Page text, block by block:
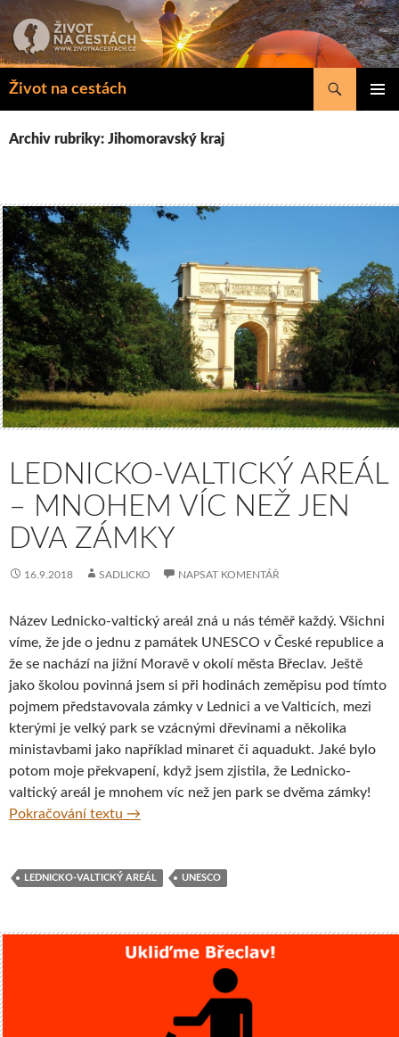
k
obsahu
Život na cestách
Hledat
Archiv rubriky: Jihomoravský kraj
LEDNICKO-VALTICKÝ AREÁL
– MNOHEM VÍC NEŽ JEN
DVA ZÁMKY
16.9.2018 SADLICKO NAPSAT KOMENTÁŘ
Název Lednicko-valtický areál zná u nás téměř každý. Všichni
víme, že jde o jednu z památek UNESCO v České republice a
že se nachází na jižní Moravě v okolí města Břeclav. Ještě
jako školou povinná jsem si při hodinách zeměpisu pod tímto
pojmem představovala zámky v Lednici a ve Valticích, mezi
kterými je velký park se vzácnými dřevinami a několika
ministavbami jako například minaret či aquadukt. Jaké bylo
potom moje překvapení, když jsem zjistila, že Lednicko-
valtický areál je mnohem víc než jen park se dvěma zámky!
Pokračování textu Lednicko-valtický areál – mnohem víc než
→
LEDNICKO-VALTICKÝ AREÁL UNESCO